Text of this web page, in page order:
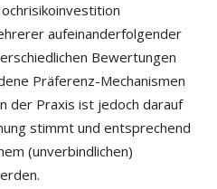
aufeinanderfolgender
Bewertungen
Präferenz-Mechanismen
der Praxis ist jedoch darauf
stimmt und entsprechend
(unverbindlichen)